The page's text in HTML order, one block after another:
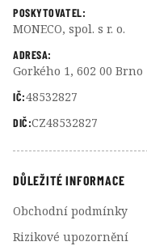
POSKYTOVATEL:
MONECO, spol. s r. o.
ADRESA:
Gorkého 1, 602 00 Brno
IČ:48532827
DIČ:CZ48532827
DŮLEŽITÉ INFORMACE
Obchodní podmínky
Rizikové upozornění